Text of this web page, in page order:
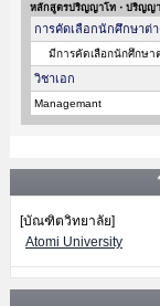
หลักสูตรปริญญาโท・ปริญญา
การคัดเลือกนักศึกษาต่
มีการคัดเลือกนักศึกษ
วิชาเอก
Managemant
[บัณฑิตวิทยาลัย]
Atomi University